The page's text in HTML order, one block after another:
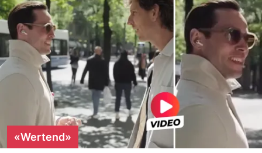
«Wertend»